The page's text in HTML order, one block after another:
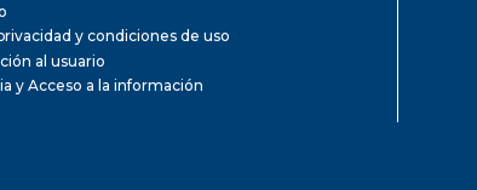
y condiciones de uso
al usuario
y Acceso a la información